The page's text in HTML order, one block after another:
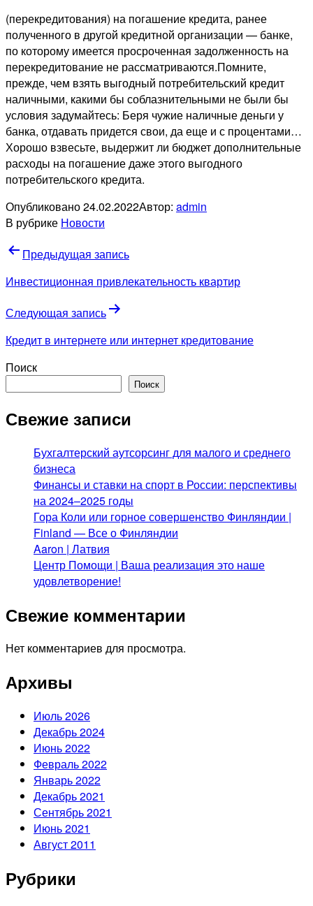
(перекредитования) на погашение кредита, ранее
полученного в другой кредитной организации — банке,
по которому имеется просроченная задолженность на
перекредитование не рассматриваются.Помните,
прежде, чем взять выгодный потребительский кредит
наличными, какими бы соблазнительными не были бы
условия задумайтесь: Беря чужие наличные деньги у
банка, отдавать придется свои, да еще и с процентами…
Хорошо взвесьте, выдержит ли бюджет дополнительные
расходы на погашение даже этого выгодного
потребительского кредита.
Опубликовано24.02.2022Автор: admin
В рубрике Новости
Навигация
по
Предыдущая запись
Инвестиционная привлекательность квартир
Следующая запись
Кредит в интернете или интернет кредитование
Поиск
Поиск
Свежие записи
Бухгалтерский аутсорсинг для малого и среднего
бизнеса
Финансы и ставки на спорт в России: перспективы
на 2024–2025 годы
Гора Коли или горное совершенство Финляндии |
Finland — Все о Финляндии
Aaron | Латвия
Центр Помощи | Ваша реализация это наше
удовлетворение!
Свежие комментарии
Нет комментариев для просмотра.
Архивы
Июль 2026
Декабрь 2024
Июнь 2022
Февраль 2022
Январь 2022
Декабрь 2021
Сентябрь 2021
Июнь 2021
Август 2011
Рубрики